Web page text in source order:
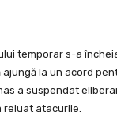
temporar s-a
la un acord
a suspendat
atacurile.